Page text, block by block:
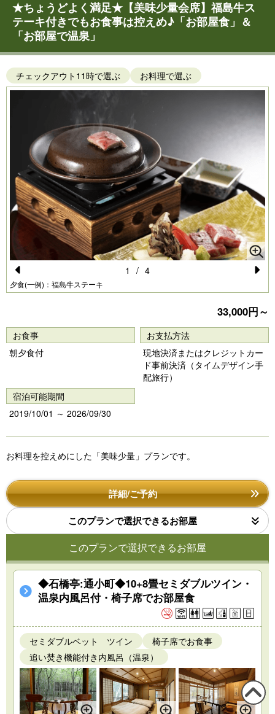
★ちょうどよく満足★【美味少量会席】福島牛ス
テーキ付きでもお食事は控えめ♪「お部屋食」＆
「お部屋で温泉」
チェックアウト11時で選ぶ お料理で選ぶ
Pr
o
u
夕食(一例)：福島牛ステーキ
e
xt
1 / 4
33,000円～
お食事
朝夕食付
お支払方法
現地決済またはクレジットカー
ド事前決済（タイムデザイン手
配旅行）
宿泊可能期間
2019/10/01 ～ 2026/09/30
お料理を控えめにした「美味少量」プランです。
詳細/ご予約
このプランで選択できるお部屋
このプランで選択できるお部屋
◆石橋亭:通小町◆10+8畳セミダブルツイン・
温泉内風呂付・椅子席でお部屋食
セミダブルベット ツイン
椅子席でお食事
追い焚き機能付き内風呂（温泉）
この